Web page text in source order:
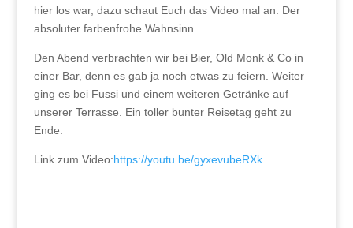
hier los war, dazu schaut Euch das Video mal an. Der
absoluter farbenfrohe Wahnsinn.
Den Abend verbrachten wir bei Bier, Old Monk & Co in
einer Bar, denn es gab ja noch etwas zu feiern. Weiter
ging es bei Fussi und einem weiteren Getränke auf
unserer Terrasse. Ein toller bunter Reisetag geht zu
Ende.
Link zum Video:https://youtu.be/gyxevubeRXk